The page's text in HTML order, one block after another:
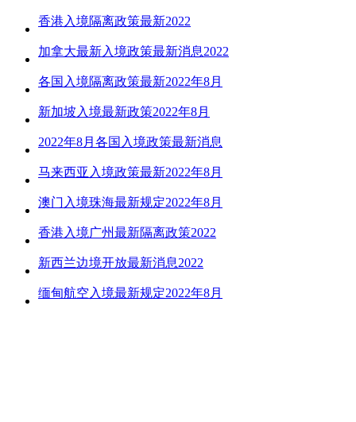
香港入境隔离政策最新2022
加拿大最新入境政策最新消息2022
各国入境隔离政策最新2022年8月
新加坡入境最新政策2022年8月
2022年8月各国入境政策最新消息
马来西亚入境政策最新2022年8月
澳门入境珠海最新规定2022年8月
香港入境广州最新隔离政策2022
新西兰边境开放最新消息2022
缅甸航空入境最新规定2022年8月